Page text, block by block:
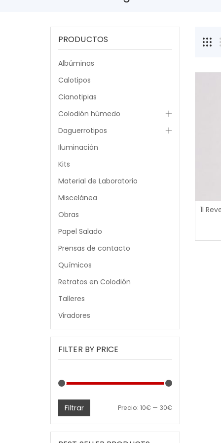
PRODUCTOS
Albúminas
Calotipos
Cianotipias
Colodión húmedo
Daguerrotipos
Iluminación
Kits
Material de Laboratorio
Miscelánea
Obras
Papel Salado
Prensas de contacto
Químicos
Retratos en Colodión
Talleres
Viradores
FILTER BY PRICE
Precio
mínimo
Precio
máximo
Filtrar Precio: 10€— 30€